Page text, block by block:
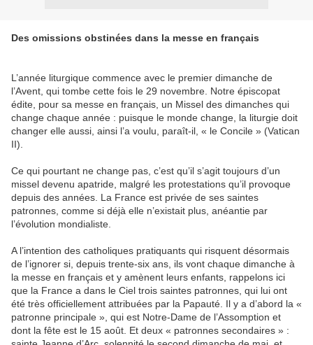
Des omissions obstinées dans la messe en français
L’année liturgique commence avec le premier dimanche de
l’Avent, qui tombe cette fois le 29 novembre. Notre épiscopat
édite, pour sa messe en français, un Missel des dimanches qui
change chaque année : puisque le monde change, la liturgie doit
changer elle aussi, ainsi l’a voulu, paraît-il, « le Concile » (Vatican
II).
Ce qui pourtant ne change pas, c’est qu’il s’agit toujours d’un
missel devenu apatride, malgré les protestations qu’il provoque
depuis des années. La France est privée de ses saintes
patronnes, comme si déjà elle n’existait plus, anéantie par
l’évolution mondialiste.
A l’intention des catholiques pratiquants qui risquent désormais
de l’ignorer si, depuis trente-six ans, ils vont chaque dimanche à
la messe en français et y amènent leurs enfants, rappelons ici
que la France a dans le Ciel trois saintes patronnes, qui lui ont
été très officiellement attribuées par la Papauté. Il y a d’abord la «
patronne principale », qui est Notre-Dame de l’Assomption et
dont la fête est le 15 août. Et deux « patronnes secondaires » :